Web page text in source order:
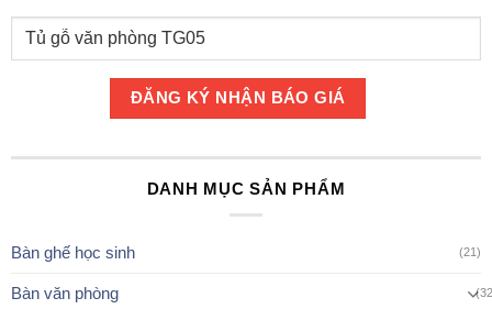
DANH MỤC SẢN PHẨM
Bàn ghế học sinh (21)
Bàn văn phòng